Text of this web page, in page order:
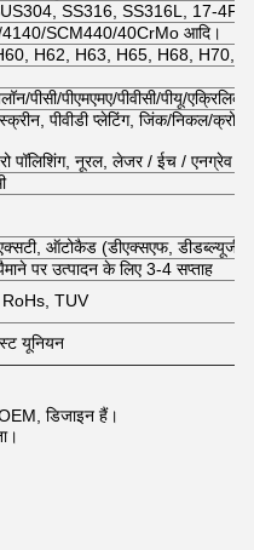
SS316, SS316L, 17-
SCM440/40CrMo आदि।
H62, H63, H65, H68, H70,
पीसी/पीएमएमए/पीवीसी/पीयू/
पीवीडी प्लेटिंग, जिंक/निकल/
पॉलिशिंग, नूरल, लेजर / ईच / एनग्रेव
ऑटोकैड (डीएक्सएफ,
पर उत्पादन के लिए 3-4 सप्ताह
TUV
यूनियन
डिजाइन हैं।